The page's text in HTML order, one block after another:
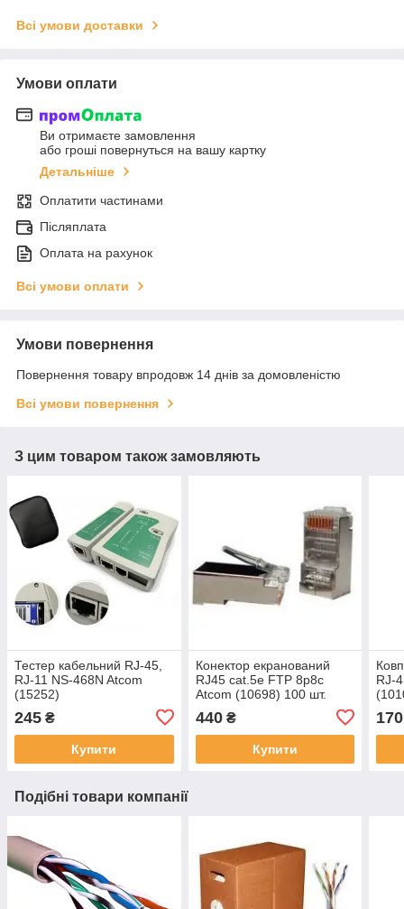
Всі умови доставки
Умови оплати
Ви отримаєте замовлення
або гроші повернуться на вашу картку
Детальніше
Оплатити частинами
Післяплата
Оплата на рахунок
Всі умови оплати
Умови повернення
Повернення товару впродовж 14 днів за домовленістю
Всі умови повернення
З цим товаром також замовляють
Тестер кабельний RJ-45,
RJ-11 NS-468N Atcom
(15252)
245 ₴
Купити
Конектор екранований
RJ45 cat.5e FTP 8p8c
Atcom (10698) 100 шт.
440₴
Купити
RJ-
170
Подібні товари компанії